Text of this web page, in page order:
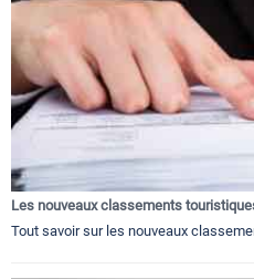
Les nouveaux classements
Tout savoir sur les nouveaux